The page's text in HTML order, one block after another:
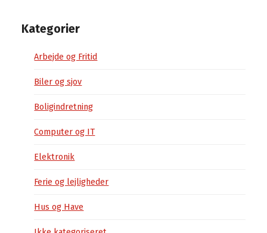
Kategorier
Arbejde og Fritid
Biler og sjov
Boligindretning
Computer og IT
Elektronik
Ferie og lejligheder
Hus og Have